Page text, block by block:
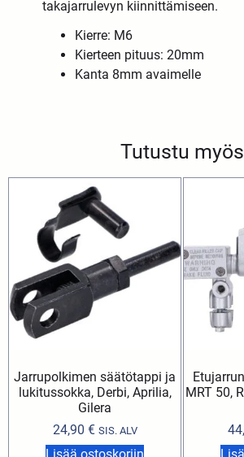
takajarrulevyn kiinnittämiseen.
Kierre: M6
Kierteen pituus: 20mm
Kanta 8mm avaimelle
Tutustu myös
Jarrupolkimen säätötappi ja
lukitussokka, Derbi, Aprilia,
Gilera
24,90 € SIS. ALV
MRT 50,